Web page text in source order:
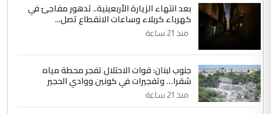
بعد انتهاء الزيارة الأربعينية.. تدهور مفاجئ في
كهرباء كربلاء وساعات الانقطاع تصل...
منذ 21 ساعة
جنوب لبنان: قوات الاحتلال تفجر محطة مياه
شقرا… وتفجيرات في كونين ووادي الحجير
منذ 21 ساعة